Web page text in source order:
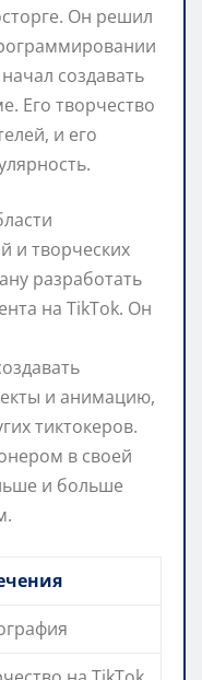
Он решил
создавать
Его творчество
и его
и творческих
разработать
на TikTok. Он
и анимацию,
тиктокеров.
в своей
и больше